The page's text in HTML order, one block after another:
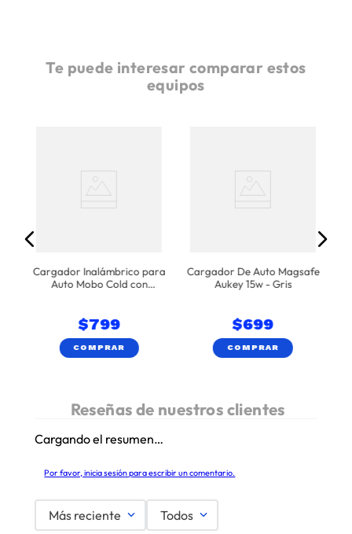
Te puede interesar comparar estos
equipos
Cargador Inalámbrico para
Auto Mobo Cold con
$799
COMPRAR
Cargador De Auto Magsafe
Aukey 15w - Gris
$699
COMPRAR
Cargando el resumen…
Por favor, inicia sesión para escribir un comentario.
Más reciente Todos